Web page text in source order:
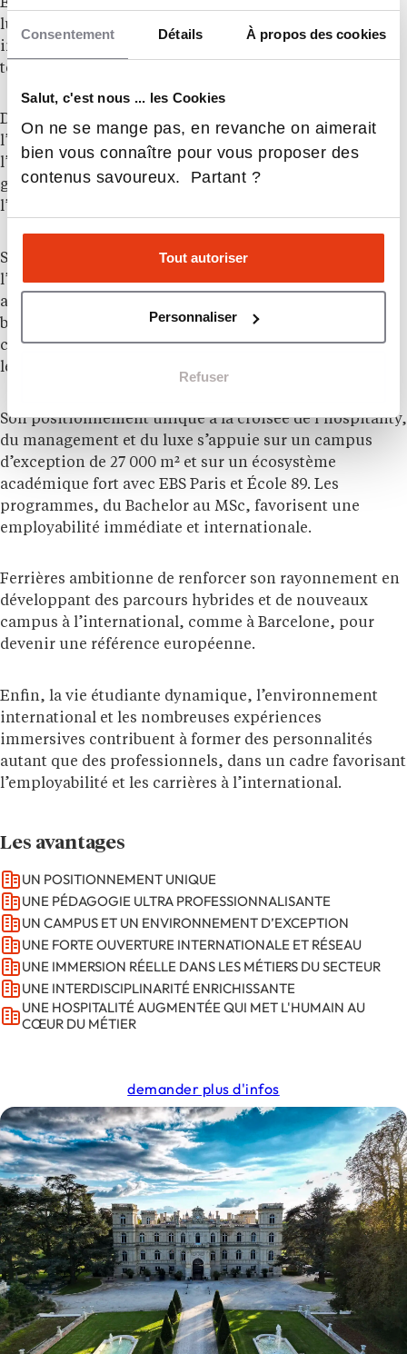
Consentement Détails À propos des cookies
Salut, c'est nous ... les Cookies
On ne se mange pas, en revanche on aimerait
bien vous connaître pour vous proposer des
contenus savoureux. Partant ?
Tout autoriser
Personnaliser
Refuser
Elle répond aux besoins du secteur de l’hospitality, du
luxe et de la gastronomie, en formant des profils
immédiatement opérationnels, alliant excellence
technique, savoir-être et vision managériale.
Dans un contexte de transformation marqué par
l’expérience client, la digitalisation et
l’internationalisation, Ferrières prépare une nouvelle
génération de talents capables de réinventer
l’hospitalité à l’échelle mondiale.
Son ADN repose sur quatre piliers : l’excellence,
l’humanité, l’innovation et la professionnalisation,
avec une pédagogie immersive centrée sur le learning
by doing. L’école forme ainsi des profils complets,
combinant compétences techniques, soft skills et
leadership.
Son positionnement unique à la croisée de l’hospitality,
du management et du luxe s’appuie sur un campus
d’exception de 27 000 m² et sur un écosystème
académique fort avec EBS Paris et École 89. Les
programmes, du Bachelor au MSc, favorisent une
employabilité immédiate et internationale.
Ferrières ambitionne de renforcer son rayonnement en
développant des parcours hybrides et de nouveaux
campus à l’international, comme à Barcelone, pour
devenir une référence européenne.
Enfin, la vie étudiante dynamique, l’environnement
international et les nombreuses expériences
immersives contribuent à former des personnalités
autant que des professionnels, dans un cadre favorisant
l’employabilité et les carrières à l’international.
Les avantages
UN POSITIONNEMENT UNIQUE
UNE PÉDAGOGIE ULTRA PROFESSIONNALISANTE
UN CAMPUS ET UN ENVIRONNEMENT D’EXCEPTION
UNE FORTE OUVERTURE INTERNATIONALE ET RÉSEAU
UNE IMMERSION RÉELLE DANS LES MÉTIERS DU SECTEUR
UNE INTERDISCIPLINARITÉ ENRICHISSANTE
UNE HOSPITALITÉ AUGMENTÉE QUI MET L'HUMAIN AU
CŒUR DU MÉTIER
demander plus d'infos